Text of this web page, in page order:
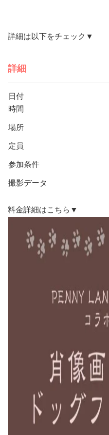
詳細は以下をチェック▼
詳細
日付
時間
場所
定員
参加条件
撮影データ
料金詳細はこちら▼